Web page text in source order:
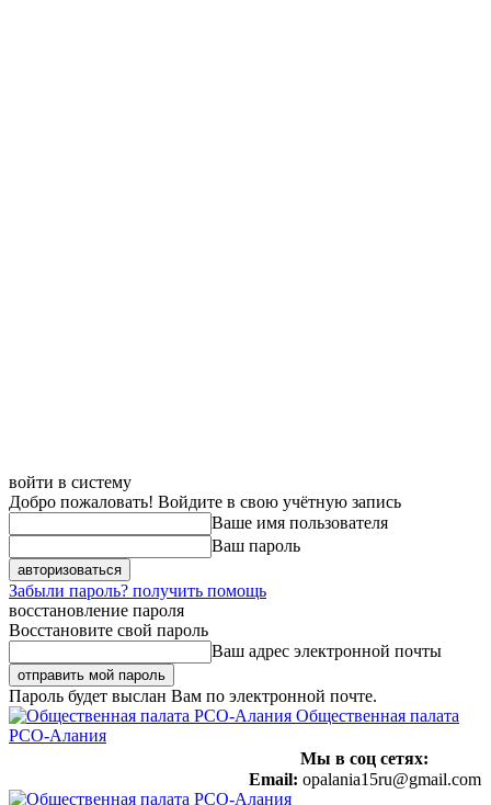
войти в систему
Добро пожаловать! Войдите в свою учётную запись
Ваше имя пользователя
Ваш пароль
Забыли пароль? получить помощь
восстановление пароля
Восстановите свой пароль
Ваш адрес электронной почты
Пароль будет выслан Вам по электронной почте.
Общественная палата
РСО-Алания
Мы в соц сетях:
Email: opalania15ru@gmail.com